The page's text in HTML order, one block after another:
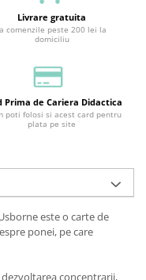
Livrare gratuita
comenzile peste 200 lei la
domiciliu
Prima de Cariera Didactica
poti folosi si acest card pentru
plata pe site
este o carte de
ponei, pe care
concentrarii,